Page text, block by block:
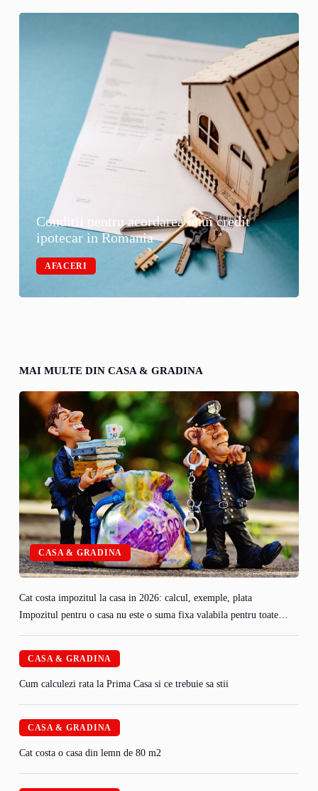
Conditii pentru acordarea unui credit
ipotecar in Romania
AFACERI
MAI MULTE DIN CASA & GRADINA
CASA & GRADINA
Cat costa impozitul la casa in 2026: calcul, exemple, plata
Impozitul pentru o casa nu este o suma fixa valabila pentru toate…
CASA & GRADINA
Cum calculezi rata la Prima Casa si ce trebuie sa stii
CASA & GRADINA
Cat costa o casa din lemn de 80 m2